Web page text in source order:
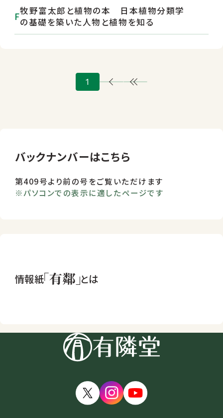
牧野富太郎と植物の本 日本植物分類学
の基礎を築いた人物と植物を知る
1
情報紙 とは
バックナンバーはこちら
第409号より前の号をご覧いただけます
※パソコンでの表示に適したページです